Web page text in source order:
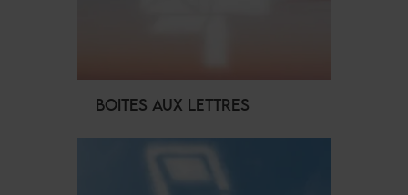
BOITES AUX LETTRES